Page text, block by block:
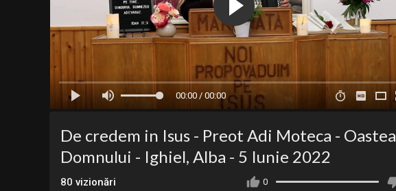
00:00 / 00:00
De credem in Isus - Preot Adi Moteca - Oastea
Domnului - Ighiel, Alba - 5 Iunie 2022
0
80 vizionări